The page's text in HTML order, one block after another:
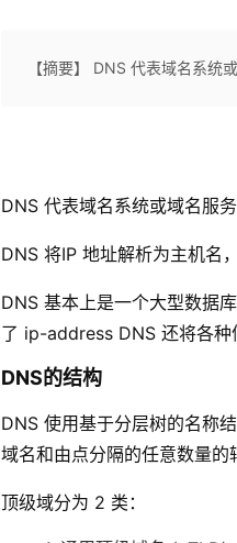
【摘要】 DNS 代表域名系统
DNS 代表域名系统或域名服务
DNS 将IP 地址解析为主机名
DNS 基本上是一个大型数据
了 ip-address DNS 还将各种
DNS的结构
DNS 使用基于分层树的名称
域名和由点分隔的任意数量的
顶级域分为 2 类：